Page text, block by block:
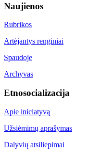
Naujienos
Rubrikos
Artėjantys renginiai
Spaudoje
Archyvas
Etnosocializacija
Apie iniciatyvą
Užsiėmimų aprašymas
Dalyvių atsiliepimai